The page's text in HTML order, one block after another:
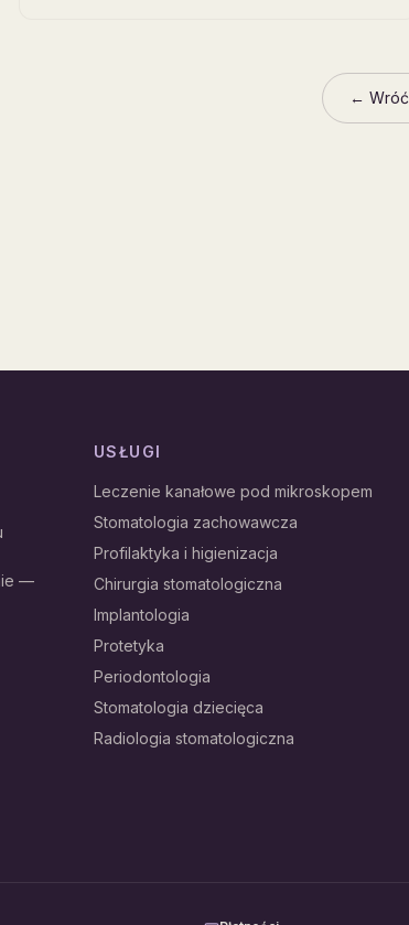
← Wróć
—
USŁUGI
Leczenie kanałowe pod mikroskopem
Stomatologia zachowawcza
Profilaktyka i higienizacja
Chirurgia stomatologiczna
Implantologia
Protetyka
Periodontologia
Stomatologia dziecięca
Radiologia stomatologiczna